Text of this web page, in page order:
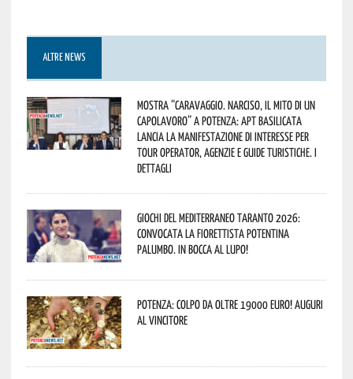
ALTRE NEWS
Mostra “Caravaggio. Narciso, il mito di un
capolavoro” a Potenza: APT Basilicata
lancia la manifestazione di interesse per
Tour Operator, Agenzie e Guide Turistiche. I
dettagli
Giochi del Mediterraneo Taranto 2026:
convocata la fiorettista potentina
Palumbo. In bocca al lupo!
Potenza: colpo da oltre 19000 Euro! Auguri
al vincitore